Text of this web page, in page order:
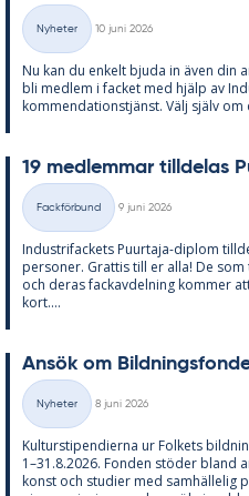
Kategorier
Nyheter
10 juni 2026
Nu kan du en­kelt bju­da in även din
bli med­lem i fac­ket med hjälp av
kom­men­da­tions­tjänst. Välj själv om
19 med­lem­mar till­de­las
Kategorier
Fackförbund
9 juni 2026
In­du­stri­fac­kets Pu­ur­ta­ja-diplom
per­so­ner. Grat­tis till er alla! De
och de­ras fackav­del­ning kom­mer
kort....
An­sök om
Kategorier
Nyheter
8 juni 2026
Kul­tursti­pen­di­er­na ur Fol­kets
1–31.8.2026. Fon­den stö­der bland
konst och stu­di­er med sam­häl­le­lig